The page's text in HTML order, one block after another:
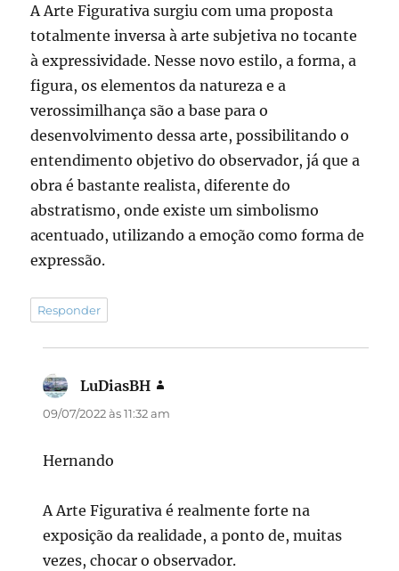
A Arte Figurativa surgiu com uma proposta
totalmente inversa à arte subjetiva no tocante
à expressividade. Nesse novo estilo, a forma, a
figura, os elementos da natureza e a
verossimilhança são a base para o
desenvolvimento dessa arte, possibilitando o
entendimento objetivo do observador, já que a
obra é bastante realista, diferente do
abstratismo, onde existe um simbolismo
acentuado, utilizando a emoção como forma de
expressão.
Responder
LuDiasBH
09/07/2022 às 11:32 am
Hernando
A Arte Figurativa é realmente forte na
exposição da realidade, a ponto de, muitas
vezes, chocar o observador.